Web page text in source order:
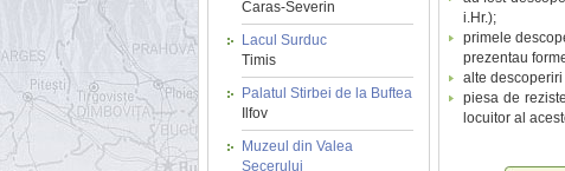
Caras-Severin
Lacul Surduc
Timis
Palatul Stirbei de la Buftea
Ilfov
Muzeul din Valea
Secerului
i.Hr.);
primele
prezentau
alte
piesa de
locuitor al